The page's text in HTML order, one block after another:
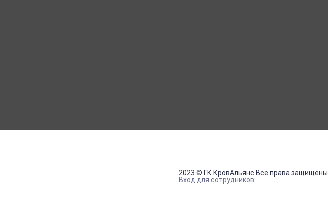
2023 © ГК КровАльянс Все права защищены.
Вход для сотрудников